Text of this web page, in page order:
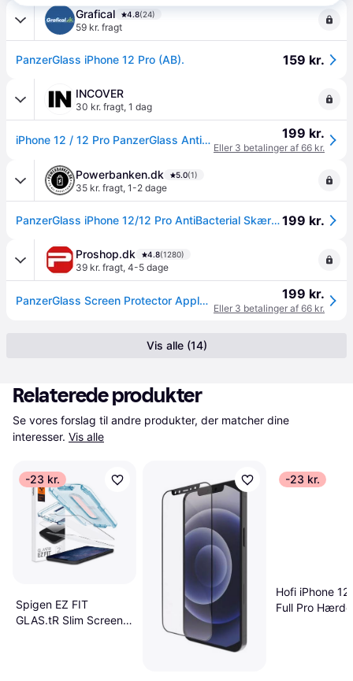
Grafical 4.8(24)
59 kr. fragt
PanzerGlass iPhone 12 Pro (AB). 159 kr.
INCOVER
30 kr. fragt, 1 dag
iPhone 12 / 12 Pro PanzerGlass AntiBacterial Standard Fit Skærmbeskyttelse - Gennemsigtig 199 kr.
Eller 3 betalinger af 66 kr.
Powerbanken.dk 5.0(1)
35 kr. fragt, 1-2 dage
PanzerGlass iPhone 12/12 Pro AntiBacterial Skærmbeskyttelse199 kr.
Proshop.dk 4.8(1280)
39 kr. fragt, 4-5 dage
PanzerGlass Screen Protector Apple iPhone 12 | 12 Pro | Standard Fit 199 kr.
Eller 3 betalinger af 66 kr.
Vis alle (14)
Relaterede produkter
Se vores forslag til andre produkter, der matcher dine
interesser. Vis alle
-23 kr.
Spigen EZ FIT
GLAS.tR Slim Screen
-23 kr.
Hofi iPhone 12
Full Pro